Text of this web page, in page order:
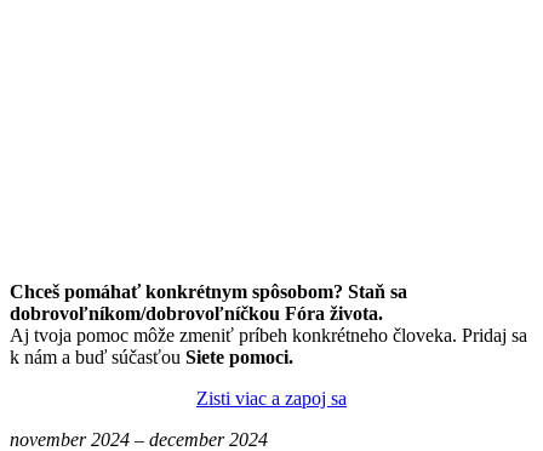
Chceš pomáhať konkrétnym spôsobom? Staň sa
dobrovoľníkom/dobrovoľníčkou Fóra života.
Aj tvoja pomoc môže zmeniť príbeh konkrétneho človeka. Pridaj sa
k nám a buď súčasťou Siete pomoci.
Zisti viac a zapoj sa
november 2024 – december 2024